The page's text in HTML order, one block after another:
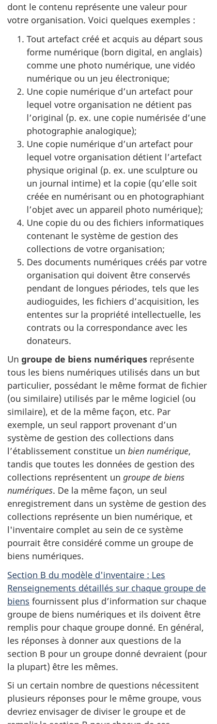
dont le contenu représente une valeur pour
votre organisation. Voici quelques exemples :
Tout artefact créé et acquis au départ sous
forme numérique (born digital, en anglais)
comme une photo numérique, une vidéo
numérique ou un jeu électronique;
Une copie numérique d’un artefact pour
lequel votre organisation ne détient pas
l’original (p. ex. une copie numérisée d’une
photographie analogique);
Une copie numérique d’un artefact pour
lequel votre organisation détient l’artefact
physique original (p. ex. une sculpture ou
un journal intime) et la copie (qu’elle soit
créée en numérisant ou en photographiant
l’objet avec un appareil photo numérique);
Une copie du ou des fichiers informatiques
contenant le système de gestion des
collections de votre organisation;
Des documents numériques créés par votre
organisation qui doivent être conservés
pendant de longues périodes, tels que les
audioguides, les fichiers d’acquisition, les
ententes sur la propriété intellectuelle, les
contrats ou la correspondance avec les
donateurs.
Un groupe de biens numériques représente
tous les biens numériques utilisés dans un but
particulier, possédant le même format de fichier
(ou similaire) utilisés par le même logiciel (ou
similaire), et de la même façon, etc. Par
exemple, un seul rapport provenant d’un
système de gestion des collections dans
l’établissement constitue un bien numérique,
tandis que toutes les données de gestion des
collections représentent un groupe de biens
numériques. De la même façon, un seul
enregistrement dans un système de gestion des
collections représente un bien numérique, et
l'inventaire complet au sein de ce système
pourrait être considéré comme un groupe de
biens numériques.
Section B du modèle d'inventaire : Les
Renseignements détaillés sur chaque groupe de
biens fournissent plus d’information sur chaque
groupe de biens numériques et ils doivent être
remplis pour chaque groupe donné. En général,
les réponses à donner aux questions de la
section B pour un groupe donné devraient (pour
la plupart) être les mêmes.
Si un certain nombre de questions nécessitent
plusieurs réponses pour le même groupe, vous
devriez envisager de diviser le groupe et de